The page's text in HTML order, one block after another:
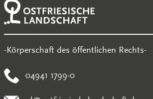
-Körperschaft des öffentlichen Rechts-
04941 1799-0